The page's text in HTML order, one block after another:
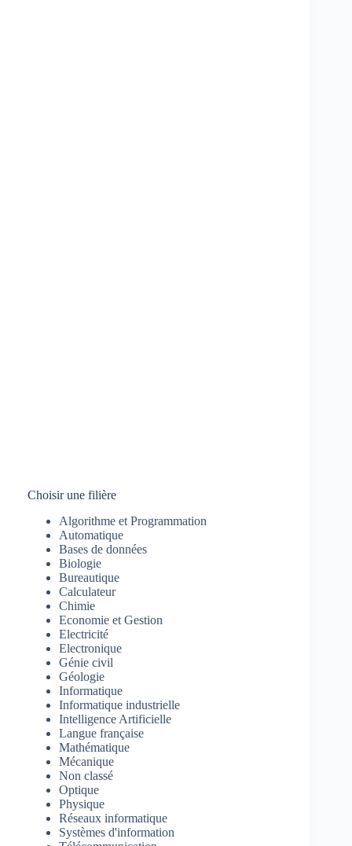
Choisir une filière
Algorithme et Programmation
Automatique
Bases de données
Biologie
Bureautique
Calculateur
Chimie
Economie et Gestion
Electricité
Electronique
Génie civil
Géologie
Informatique
Informatique industrielle
Intelligence Artificielle
Langue française
Mathématique
Mécanique
Non classé
Optique
Physique
Réseaux informatique
Systèmes d'information